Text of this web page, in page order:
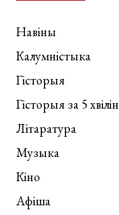
Навіны
Калумністыка
Гісторыя
Гісторыя за 5 хвілін
Літаратура
Музыка
Кіно
Афіша